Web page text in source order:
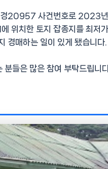
20957 사건번호로 2023년
에 위치한 토지 잡종지를
매하는 일이 있게 됐습니다.
들은 많은 참여 부탁드립니